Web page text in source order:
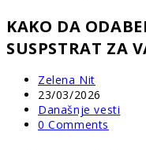
KAKO DA
SUSPSTRAT ZA
Post
author:
Zelena Nit
Post
published:
23/03/2026
Post
category:
Današnje vesti
Post
0 Comments